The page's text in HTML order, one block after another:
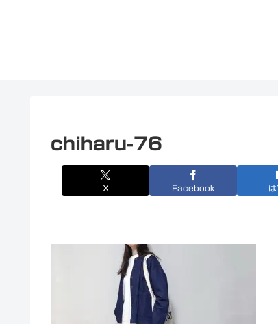
chiharu-76
X Facebook